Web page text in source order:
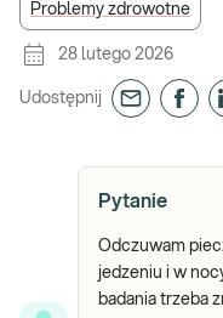
Problemy zdrowotne
28 lutego 2026
Udostępnij
Pytanie
Odczuwam
jedzeniu i w
badania trzeba